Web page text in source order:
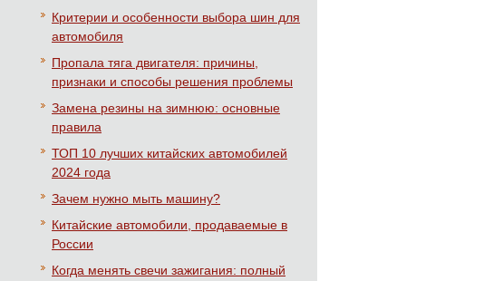
Критерии и особенности выбора шин для
автомобиля
Пропала тяга двигателя: причины,
признаки и способы решения проблемы
Замена резины на зимнюю: основные
правила
ТОП 10 лучших китайских автомобилей
2024 года
Зачем нужно мыть машину?
Китайские автомобили, продаваемые в
России
Когда менять свечи зажигания: полный